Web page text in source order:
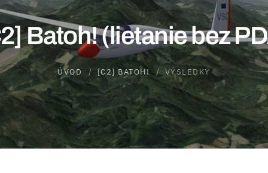
Batoh! (lietanie bez
ÚVOD [C2] BATOH! VÝSLEDKY